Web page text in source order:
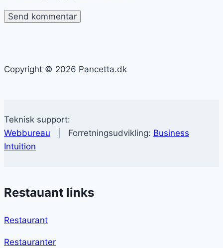
Copyright © 2026 Pancetta.dk
Teknisk support:
Webbureau | Forretningsudvikling: Business
Intuition
Restauant links
Restaurant
Restauranter